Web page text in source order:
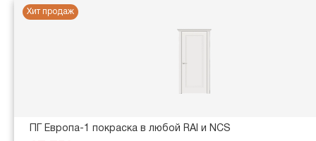
Хит продаж
ПГ Европа-1 покраска в любой RAl и NCS